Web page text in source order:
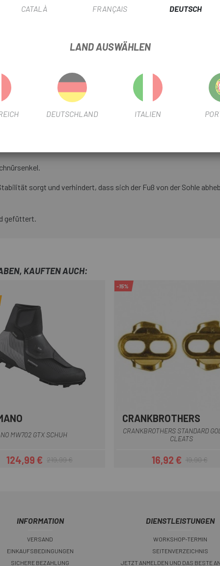
PRODUKTINFORMATION
mit spezialisierten Technikern und
in kalten Klimazonen.
sorgt und verhindert, dass sich der Fuß von der Sohle
gefüttert.
KAUFTEN AUCH:
MW702 GTX SCHUH
Preis
124,99 €Regulärer Preis
219,99 €
Multi
-15%
CRANKBROTHERS
CRANKBROTHERS STANDARD
CLEATS
Preis
16,92 €Regulärer
19,90 €
INFORMATION
VERSAND
EINKAUFSBEDINGUNGEN
SICHERE BEZAHLUNG
DIENSTLEISTUNGEN
WORKSHOP-TERMIN
SEITENVERZEICHNIS
JETZT ANMELDEN UND DAS BESTE
CATALÀ FRANÇAIS DEUTSCH
LAND AUSWÄHLEN
DEUTSCHLAND ITALIEN